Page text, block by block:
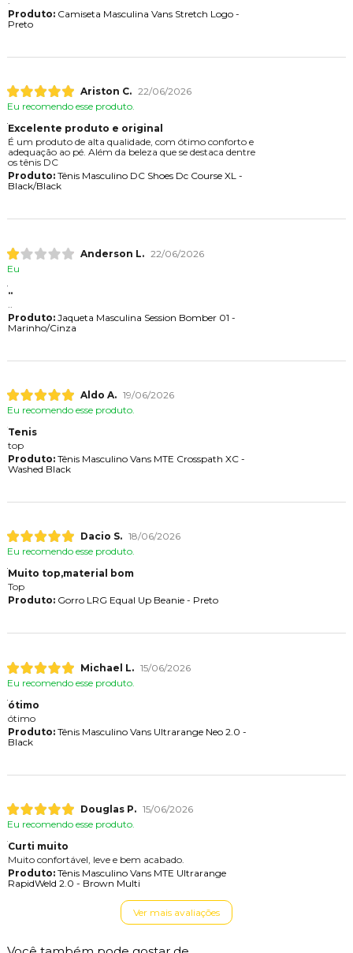
Produto:Camiseta Masculina Vans Stretch Logo -
Preto
Ariston C. 22/06/2026
Eu recomendo esse produto.
Excelente produto e original
É um produto de alta qualidade, com ótimo conforto e
adequação ao pé. Além da beleza que se destaca dentre
os tênis DC
Produto:Tênis Masculino DC Shoes Dc Course XL -
Black/Black
Anderson L. 22/06/2026
Eu
..
Produto:Jaqueta Masculina Session Bomber 01 -
Marinho/Cinza
Aldo A. 19/06/2026
Eu recomendo esse produto.
Tenis
top
Produto:Tênis Masculino Vans MTE Crosspath XC -
Washed Black
Dacio S. 18/06/2026
Eu recomendo esse produto.
Muito top,material bom
Top
Produto:Gorro LRG Equal Up Beanie - Preto
Michael L. 15/06/2026
Eu recomendo esse produto.
ótimo
ótimo
Produto:Tênis Masculino Vans Ultrarange Neo 2.0 -
Black
Douglas P. 15/06/2026
Eu recomendo esse produto.
Curti muito
Muito confortável, leve e bem acabado.
Produto:Tênis Masculino Vans MTE Ultrarange
RapidWeld 2.0 - Brown Multi
Ver mais avaliações